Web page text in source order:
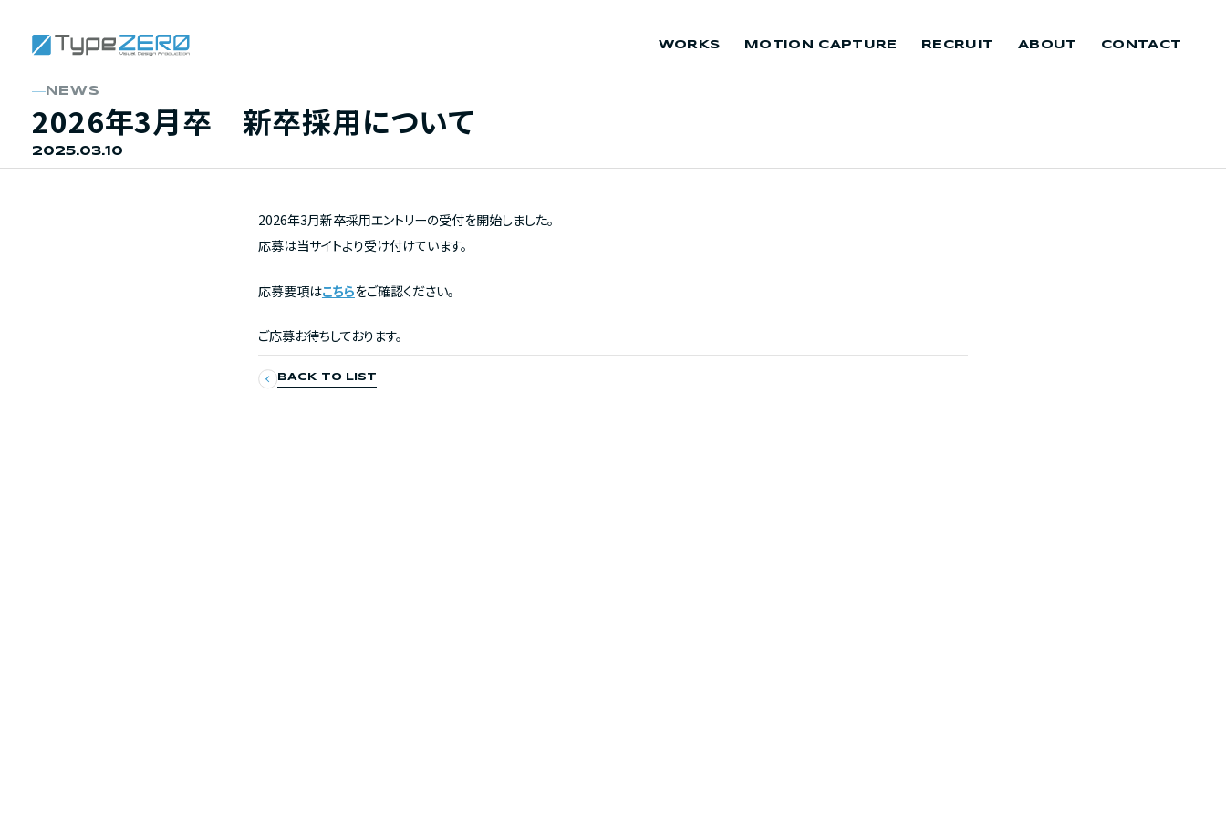
WORKS MOTION CAPTURE RECRUIT ABOUT CONTACT
NEWS
2026年3月卒 新卒採用について
2025.03.10
2026年3月新卒採用エントリーの受付を開始しました。
応募は当サイトより受け付けています。
応募要項はこちらをご確認ください。
ご応募お待ちしております。
BACK TO LIST